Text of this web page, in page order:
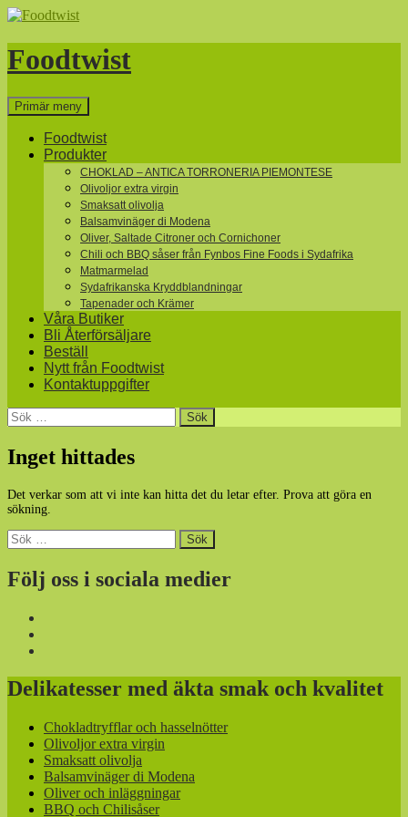
Hoppa
innehåll
Foodtwist
Sök
Primär meny
Foodtwist
Produkter
CHOKLAD – ANTICA TORRONERIA PIEMONTESE
Olivoljor extra virgin
Smaksatt olivolja
Balsamvinäger di Modena
Oliver, Saltade Citroner och Cornichoner
Chili och BBQ såser från Fynbos Fine Foods i Sydafrika
Matmarmelad
Sydafrikanska Kryddblandningar
Tapenader och Krämer
Våra Butiker
Bli Återförsäljare
Beställ
Nytt från Foodtwist
Kontaktuppgifter
Sök
efter:
Inget hittades
Det verkar som att vi inte kan hitta det du letar efter. Prova att göra en
sökning.
Sök
efter:
Följ oss i sociala medier
Delikatesser med äkta smak och kvalitet
Chokladtryfflar och hasselnötter
Olivoljor extra virgin
Smaksatt olivolja
Balsamvinäger di Modena
Oliver och inläggningar
BBQ och Chilisåser